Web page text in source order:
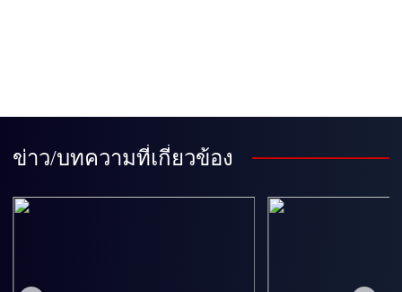
ข่าว/บทความที่เกี่ยวข้อง